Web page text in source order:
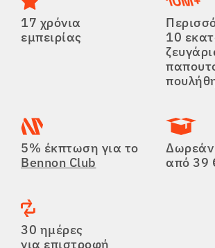
17 χρόνια
εμπειρίας
10
5% έκπτωση για το
Bennon Club
από 39
30 ημέρες
για επιστροφή